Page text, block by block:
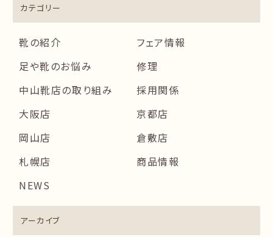
カテゴリー
靴の紹介
フェア情報
足や靴のお悩み
修理
中山靴店の取り組み
採用関係
大阪店
京都店
岡山店
倉敷店
札幌店
商品情報
NEWS
アーカイブ